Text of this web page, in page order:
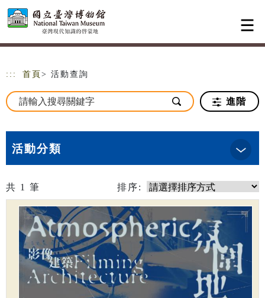
跳到主要內容
網站導覽
::: 首頁 > 活動查詢
進階
活動分類
共 1 筆 排序: